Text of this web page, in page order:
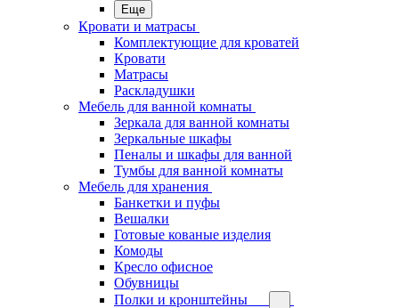
Еще
Кровати и матрасы
Комплектующие для кроватей
Кровати
Матрасы
Раскладушки
Мебель для ванной комнаты
Зеркала для ванной комнаты
Зеркальные шкафы
Пеналы и шкафы для ванной
Тумбы для ванной комнаты
Мебель для хранения
Банкетки и пуфы
Вешалки
Готовые кованые изделия
Комоды
Кресло офисное
Обувницы
Полки и кронштейны